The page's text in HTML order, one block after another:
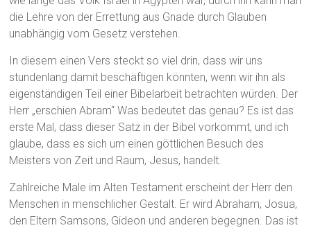
die Lehre von der Errettung aus Gnade durch Glauben
unabhängig vom Gesetz verstehen.
In diesem einen Vers steckt so viel drin, dass wir uns
stundenlang damit beschäftigen könnten, wenn wir ihn als
eigenständigen Teil einer Bibelarbeit betrachten würden. Der
Herr „erschien Abram“ Was bedeutet das genau? Es ist das
erste Mal, dass dieser Satz in der Bibel vorkommt, und ich
glaube, dass es sich um einen göttlichen Besuch des
Meisters von Zeit und Raum, Jesus, handelt.
Zahlreiche Male im Alten Testament erscheint der Herr den
Menschen in menschlicher Gestalt. Er wird Abraham, Josua,
den Eltern Samsons, Gideon und anderen begegnen. Das ist